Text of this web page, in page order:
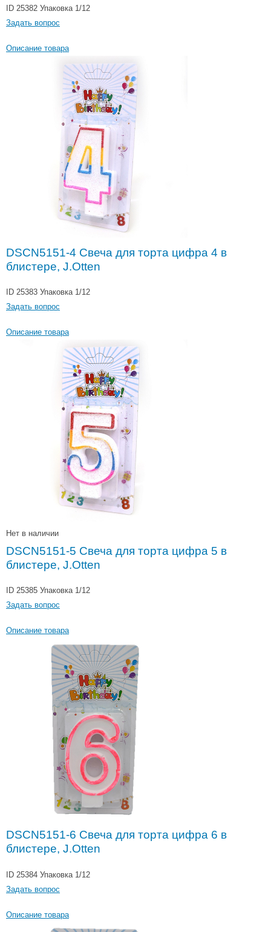
ID 25382 Упаковка 1/12
Задать вопрос
Описание товара
DSCN5151-4 Свеча для торта цифра 4 в
блистере, J.Otten
ID 25383 Упаковка 1/12
Задать вопрос
Описание товара
Нет в наличии
DSCN5151-5 Свеча для торта цифра 5 в
блистере, J.Otten
ID 25385 Упаковка 1/12
Задать вопрос
Описание товара
DSCN5151-6 Свеча для торта цифра 6 в
блистере, J.Otten
ID 25384 Упаковка 1/12
Задать вопрос
Описание товара